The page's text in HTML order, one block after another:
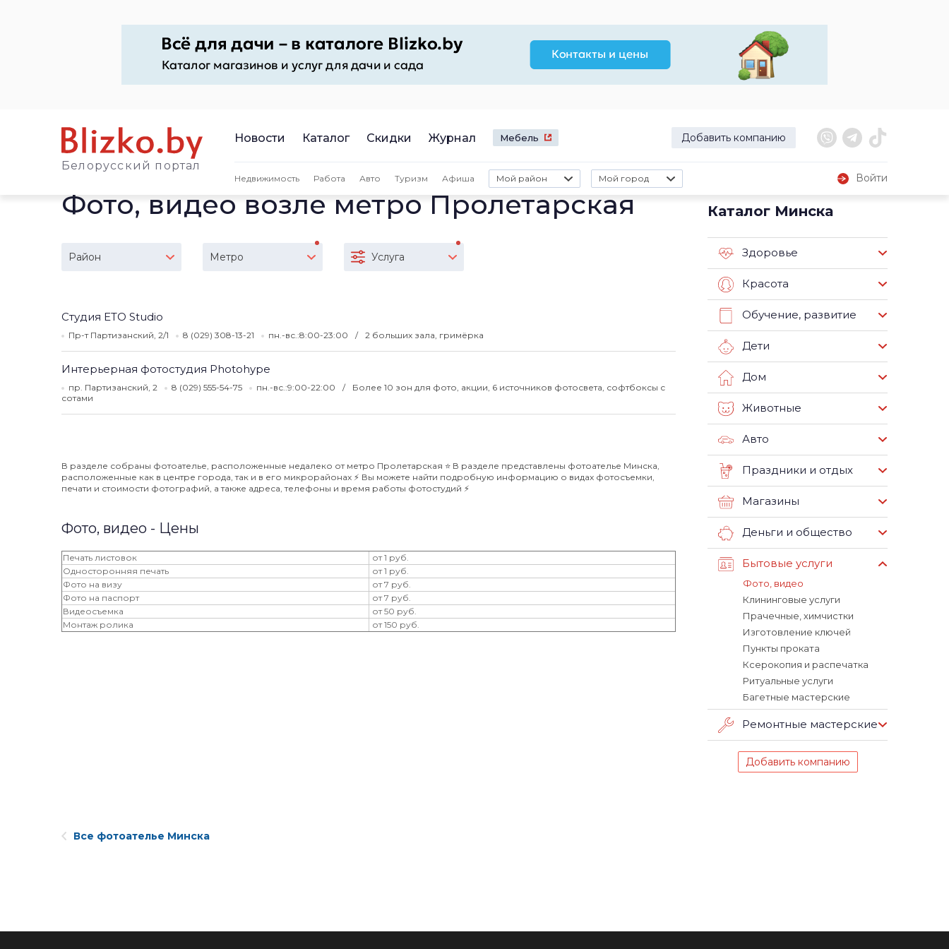
Белорусский портал
Новости Каталог Скидки Журнал Мебель Добавить компанию
Недвижимость Работа Авто Туризм Афиша Мой район Мой город Войти
Фото, видео возле метро Пролетарская
Район Метро Услуга
Студия ETO Studio
Пр-т Партизанский, 2/1 8 (029) 308-13-21 пн.-вс.:8:00-23:00 2 больших зала, гримёрка
Интерьерная фотостудия Photohype
пр. Партизанский, 2 8 (029) 555-54-75 пн.-вс.:9:00-22:00
Более 10 зон для фото, акции, 6 источников фотосвета, софтбоксы с
сотами
В разделе собраны фотоателье, расположенные недалеко от метро Пролетарская ⭐️ В разделе представлены фотоателье Минска,
расположенные как в центре города, так и в его микрорайонах ⚡️ Вы можете найти подробную информацию о видах фотосъемки,
печати и стоимости фотографий, а также адреса, телефоны и время работы фотостудий ⚡️
Фото, видео - Цены
Печать листовок
от 1 руб.
Односторонняя печать
от 1 руб.
Фото на визу
от 7 руб.
Фото на паспорт
от 7 руб.
Видеосъемка
от 50 руб.
Монтаж ролика
от 150 руб.
Каталог Минска
Здоровье
Красота
Обучение, развитие
Дети
Дом
Животные
Авто
Праздники и отдых
Магазины
Деньги и общество
Бытовые услуги
Фото, видео
Клининговые услуги
Прачечные, химчистки
Изготовление ключей
Пункты проката
Ксерокопия и распечатка
Ритуальные услуги
Багетные мастерские
Ремонтные мастерские
Добавить компанию
Все фотоателье Минска